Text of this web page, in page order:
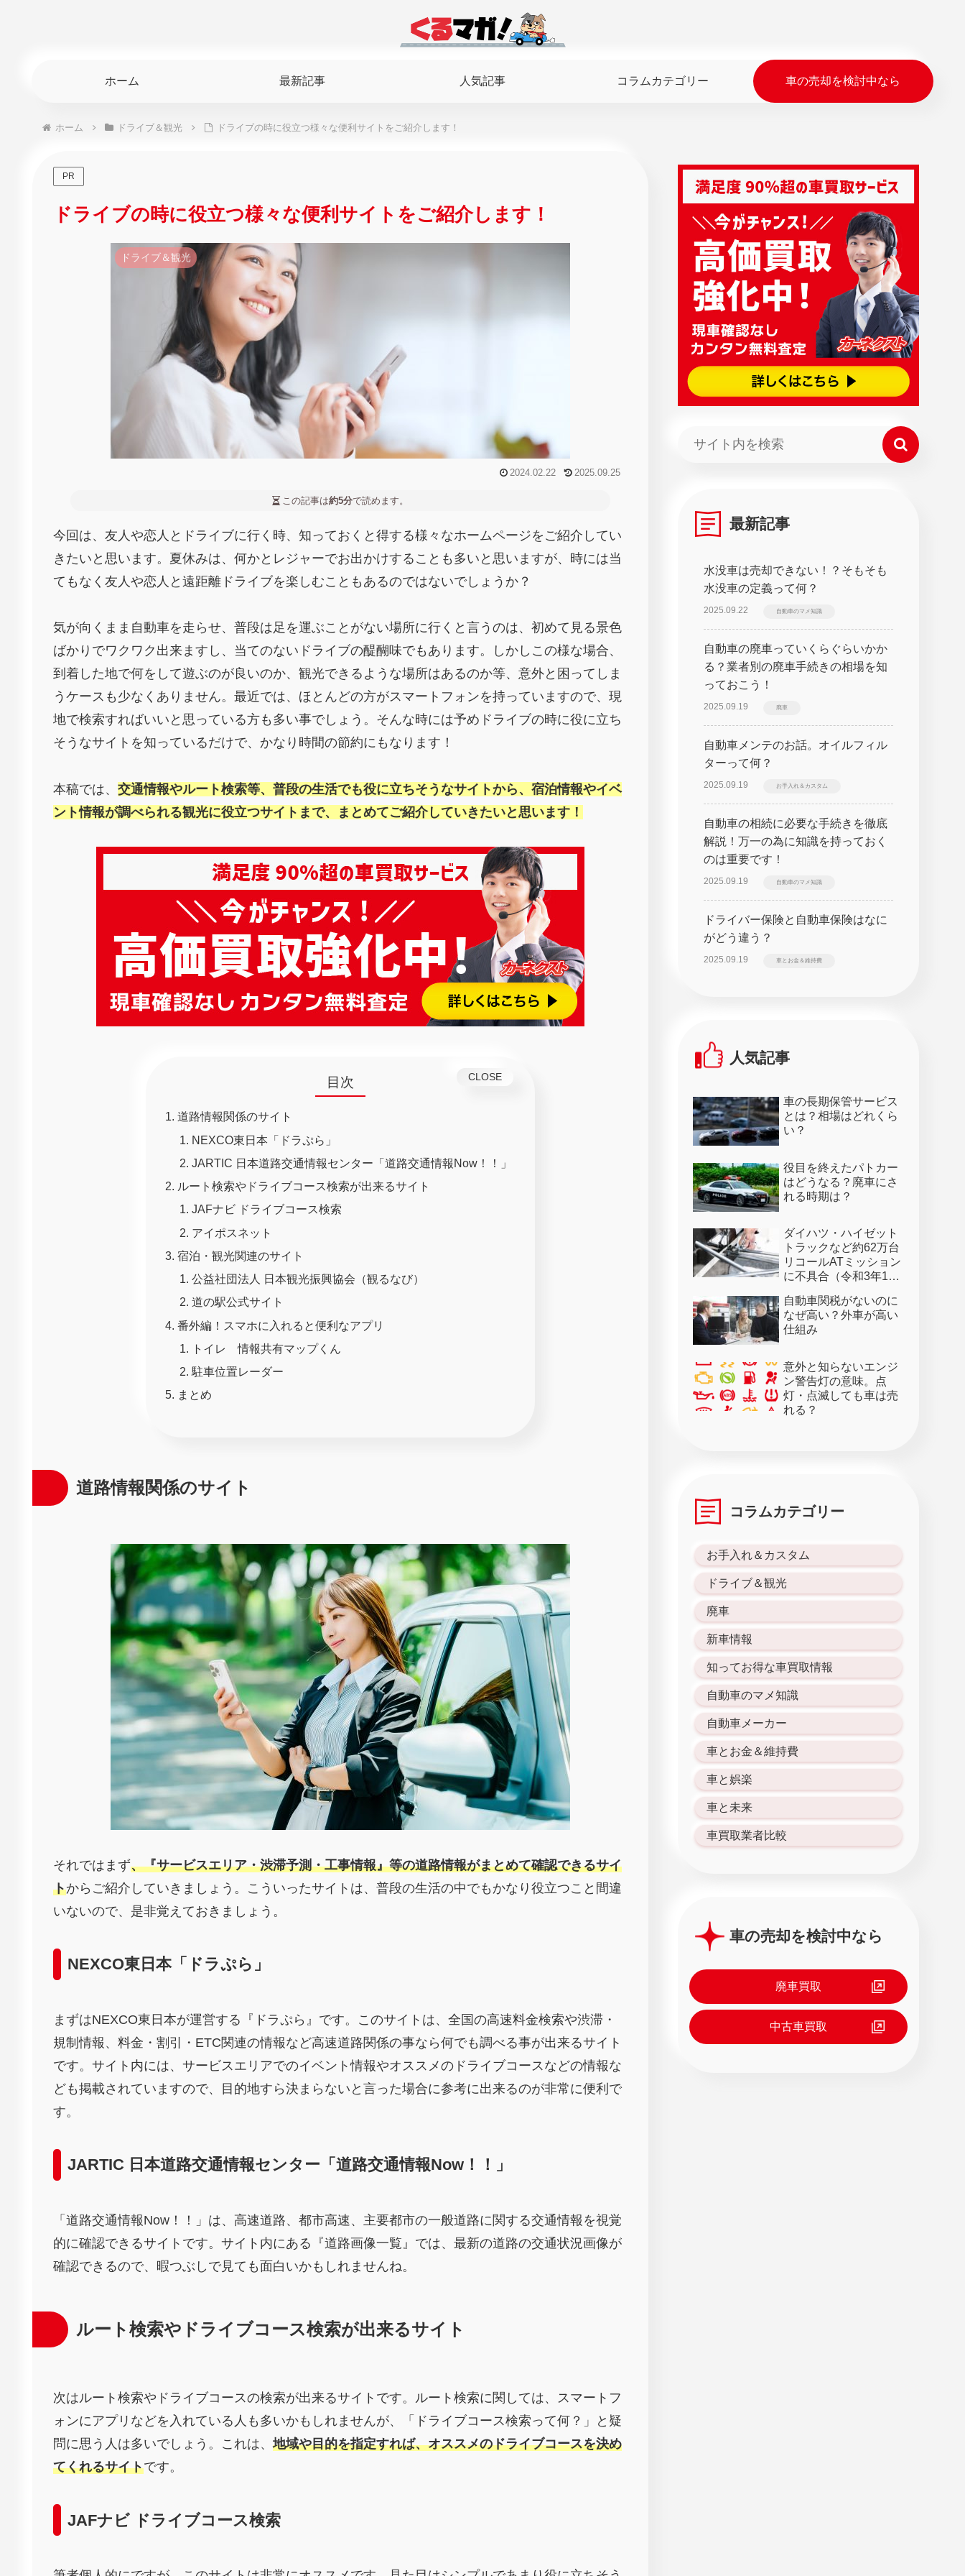
ホーム 最新記事 人気記事 コラムカテゴリー 車の売却を検討中なら
ホーム ドライブ＆観光 ドライブの時に役立つ様々な便利サイトをご紹介します！
PR
ドライブの時に役立つ様々な便利サイトをご紹介します！
ドライブ＆観光
2024.02.22 2025.09.25
この記事は約5分で読めます。
今回は、友人や恋人とドライブに行く時、知っておくと得する様々なホームページをご紹介してい
きたいと思います。夏休みは、何かとレジャーでお出かけすることも多いと思いますが、時には当
てもなく友人や恋人と遠距離ドライブを楽しむこともあるのではないでしょうか？
気が向くまま自動車を走らせ、普段は足を運ぶことがない場所に行くと言うのは、初めて見る景色
ばかりでワクワク出来ますし、当てのないドライブの醍醐味でもあります。しかしこの様な場合、
到着した地で何をして遊ぶのが良いのか、観光できるような場所はあるのか等、意外と困ってしま
うケースも少なくありません。最近では、ほとんどの方がスマートフォンを持っていますので、現
地で検索すればいいと思っている方も多い事でしょう。そんな時には予めドライブの時に役に立ち
そうなサイトを知っているだけで、かなり時間の節約にもなります！
本稿では、 交通情報やルート検索等、普段の生活でも役に立ちそうなサイトから、宿泊情報やイベ
ント情報が調べられる観光に役立つサイトまで、まとめてご紹介していきたいと思います！
目次
道路情報関係のサイト
NEXCO東日本「ドラぷら」
JARTIC 日本道路交通情報センター「道路交通情報Now！！」
ルート検索やドライブコース検索が出来るサイト
JAFナビ ドライブコース検索
アイポスネット
宿泊・観光関連のサイト
公益社団法人 日本観光振興協会（観るなび）
道の駅公式サイト
番外編！スマホに入れると便利なアプリ
トイレ 情報共有マップくん
駐車位置レーダー
まとめ
道路情報関係のサイト
それではまず、『サービスエリア・渋滞予測・工事情報』等の道路情報がまとめて確認できるサイ
トからご紹介していきましょう。こういったサイトは、普段の生活の中でもかなり役立つこと間違
いないので、是非覚えておきましょう。
NEXCO東日本「ドラぷら」
まずはNEXCO東日本が運営する『ドラぷら』です。このサイトは、全国の高速料金検索や渋滞・
規制情報、料金・割引・ETC関連の情報など高速道路関係の事なら何でも調べる事が出来るサイト
です。サイト内には、サービスエリアでのイベント情報やオススメのドライブコースなどの情報な
ども掲載されていますので、目的地すら決まらないと言った場合に参考に出来るのが非常に便利で
す。
JARTIC 日本道路交通情報センター「道路交通情報Now！！」
「道路交通情報Now！！」は、高速道路、都市高速、主要都市の一般道路に関する交通情報を視覚
的に確認できるサイトです。サイト内にある『道路画像一覧』では、最新の道路の交通状況画像が
確認できるので、暇つぶしで見ても面白いかもしれませんね。
ルート検索やドライブコース検索が出来るサイト
次はルート検索やドライブコースの検索が出来るサイトです。ルート検索に関しては、スマートフ
ォンにアプリなどを入れている人も多いかもしれませんが、「ドライブコース検索って何？」と疑
問に思う人は多いでしょう。これは、地域や目的を指定すれば、オススメのドライブコースを決め
てくれるサイトです。
JAFナビ ドライブコース検索
最新記事
水没車は売却できない！？そもそも
水没車の定義って何？
2025.09.22 自動車のマメ知識
自動車の廃車っていくらぐらいかか
る？業者別の廃車手続きの相場を知
っておこう！
2025.09.19 廃車
自動車メンテのお話。オイルフィル
ターって何？
2025.09.19 お手入れ＆カスタム
自動車の相続に必要な手続きを徹底
解説！万一の為に知識を持っておく
のは重要です！
2025.09.19 自動車のマメ知識
ドライバー保険と自動車保険はなに
がどう違う？
2025.09.19 車とお金＆維持費
人気記事
車の長期保管サービス
とは？相場はどれくら
い？
役目を終えたパトカー
はどうなる？廃車にさ
れる時期は？
ダイハツ・ハイゼット
トラックなど約62万台
リコールATミッション
に不具合（令和3年1月
自動車関税がないのに
なぜ高い？外車が高い
仕組み
意外と知らないエンジ
ン警告灯の意味。点
灯・点滅しても車は売
れる？
コラムカテゴリー
お手入れ＆カスタム
ドライブ＆観光
廃車
新車情報
知ってお得な車買取情報
自動車のマメ知識
自動車メーカー
車とお金＆維持費
車と娯楽
車と未来
車買取業者比較
車の売却を検討中なら
廃車買取
中古車買取